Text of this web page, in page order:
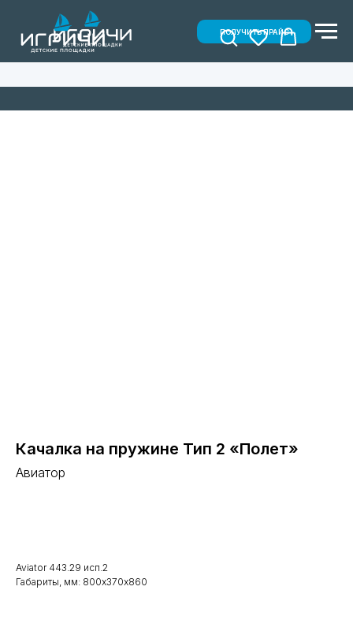
ПОЛУЧИТЬ ПРАЙС
Качалка на пружине Тип 2 «Полет»
Авиатор
Aviator 443.29 исп.2
Габариты, мм: 800х370х860